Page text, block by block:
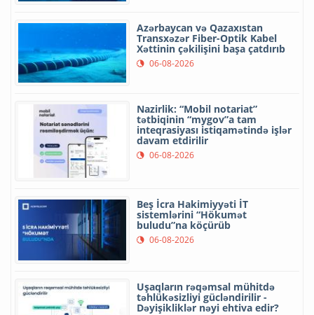
Azərbaycan və Qazaxıstan
Transxəzər Fiber-Optik Kabel
Xəttinin çəkilişini başa çatdırıb
06-08-2026
Nazirlik: “Mobil notariat”
tətbiqinin “mygov”a tam
inteqrasiyası istiqamətində işlər
davam etdirilir
06-08-2026
Beş İcra Hakimiyyəti İT
sistemlərini “Hökumət
buludu”na köçürüb
06-08-2026
Uşaqların rəqəmsal mühitdə
təhlükəsizliyi gücləndirilir -
Dəyişikliklər nəyi ehtiva edir?